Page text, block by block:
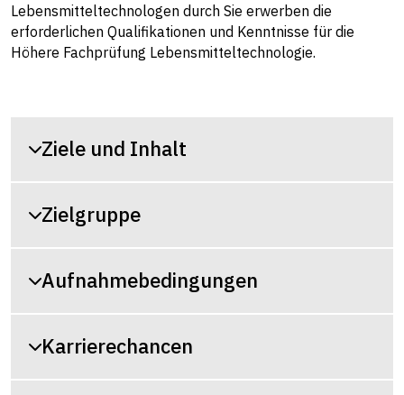
Lebensmitteltechnologen durch Sie erwerben die
erforderlichen Qualifikationen und Kenntnisse für die
Höhere Fachprüfung Lebensmitteltechnologie.
Ziele und Inhalt
Zielgruppe
Aufnahmebedingungen
Karrierechancen